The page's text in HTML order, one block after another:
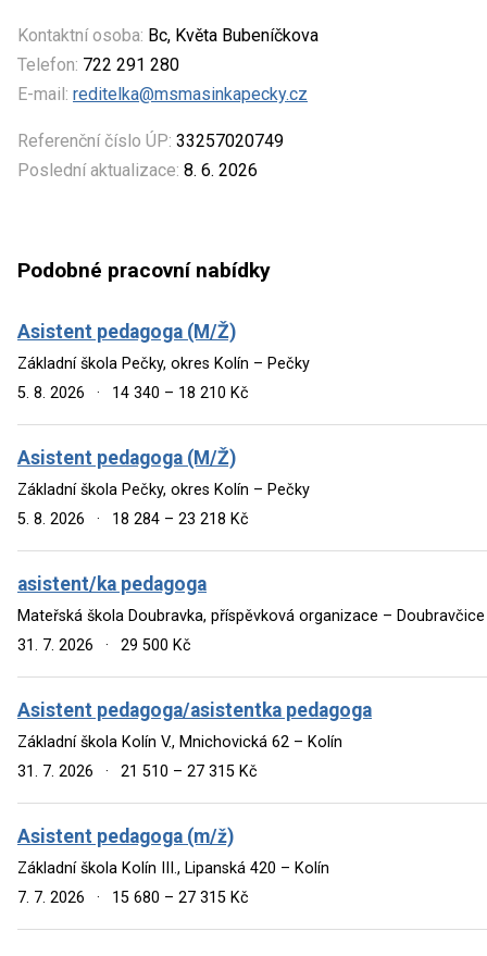
Kontaktní osoba: Bc, Květa Bubeníčkova
Telefon: 722 291 280
E-mail: reditelka@msmasinkapecky.cz
Referenční číslo ÚP: 33257020749
Poslední aktualizace: 8. 6. 2026
Podobné pracovní nabídky
Asistent pedagoga (M/Ž)
Základní škola Pečky, okres Kolín – Pečky
5. 8. 2026
· 14 340 – 18 210 Kč
Asistent pedagoga (M/Ž)
Základní škola Pečky, okres Kolín – Pečky
5. 8. 2026
· 18 284 – 23 218 Kč
asistent/ka pedagoga
Mateřská škola Doubravka, příspěvková organizace – Doubravčice
31. 7. 2026
· 29 500 Kč
Asistent pedagoga/asistentka pedagoga
Základní škola Kolín V., Mnichovická 62 – Kolín
31. 7. 2026
· 21 510 – 27 315 Kč
Asistent pedagoga (m/ž)
Základní škola Kolín III., Lipanská 420 – Kolín
7. 7. 2026
· 15 680 – 27 315 Kč